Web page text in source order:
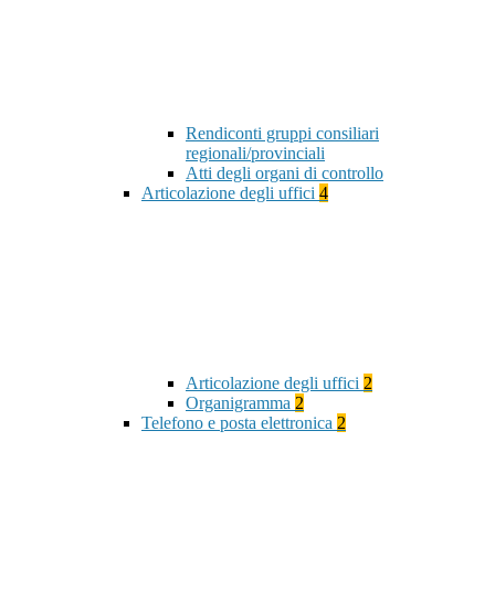
Rendiconti gruppi consiliari
regionali/provinciali
Atti degli organi di controllo
Articolazione degli uffici 4
Articolazione degli uffici 2
Organigramma 2
Telefono e posta elettronica 2